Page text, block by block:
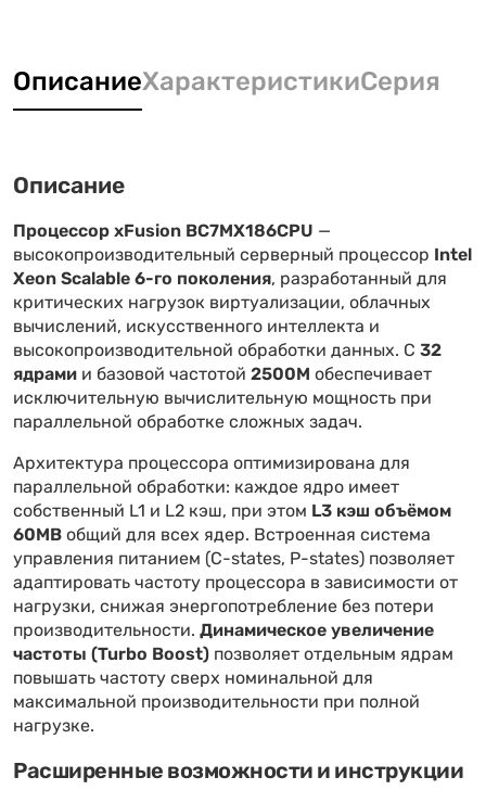
ОписаниеХарактеристикиСерия
Описание
Процессор xFusion BC7MX186CPU —
высокопроизводительный серверный процессор Intel
Xeon Scalable 6-го поколения, разработанный для
критических нагрузок виртуализации, облачных
вычислений, искусственного интеллекта и
высокопроизводительной обработки данных. С 32
ядрами и базовой частотой 2500M обеспечивает
исключительную вычислительную мощность при
параллельной обработке сложных задач.
Архитектура процессора оптимизирована для
параллельной обработки: каждое ядро имеет
собственный L1 и L2 кэш, при этом L3 кэш объёмом
60MBобщий для всех ядер. Встроенная система
управления питанием (C-states, P-states) позволяет
адаптировать частоту процессора в зависимости от
нагрузки, снижая энергопотребление без потери
производительности. Динамическое увеличение
частоты (Turbo Boost) позволяет отдельным ядрам
повышать частоту сверх номинальной для
максимальной производительности при полной
нагрузке.
Расширенные возможности и инструкции